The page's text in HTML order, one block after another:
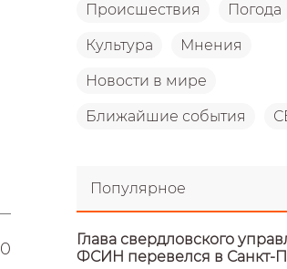
0
Происшествия Погода
Культура Мнения
Новости в мире
Ближайшие события
Популярное
Глава свердловского
ФСИН перевелся в Санкт-